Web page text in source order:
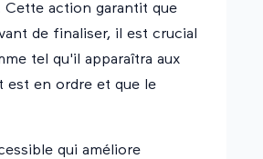
action garantit que
de finaliser, il est crucial
tel qu'il apparaîtra aux
est en ordre et que le
qui améliore